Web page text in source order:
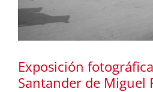
Exposición
Santander de Miguel